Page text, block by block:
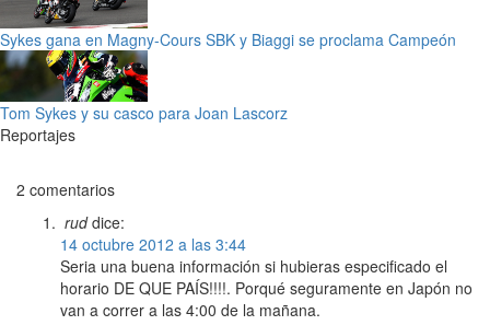
Sykes gana en Magny-Cours SBK y Biaggi se proclama Campeón
Tom Sykes y su casco para Joan Lascorz
Reportajes
2 comentarios
rud dice:
14 octubre 2012 a las 3:44
Seria una buena información si hubieras especificado el
horario DE QUE PAÍS!!!!. Porqué seguramente en Japón no
van a correr a las 4:00 de la mañana.